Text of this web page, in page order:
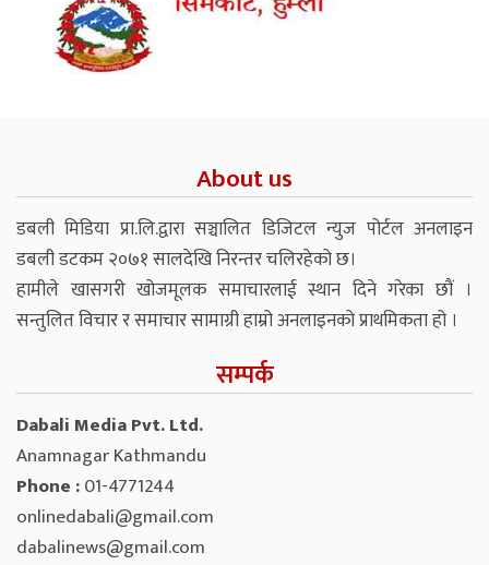
About us
डबली मिडिया प्रा.लि.द्वारा सञ्चालित डिजिटल न्युज पोर्टल अनलाइन
डबली डटकम २०७१ सालदेखि निरन्तर चलिरहेको छ।
हामीले खासगरी खोजमूलक समाचारलाई स्थान दिने गरेका छौं ।
सन्तुलित विचार र समाचार सामाग्री हाम्रो अनलाइनको प्राथमिकता हो ।
सम्पर्क
Dabali Media Pvt. Ltd.
Anamnagar Kathmandu
Phone :01-4771244
onlinedabali@gmail.com
dabalinews@gmail.com